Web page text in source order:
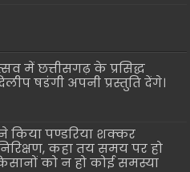
में छत्तीसगढ़ के प्रसिद्ध
षडंगी अपनी प्रस्तुति देंगे।
ने किया पण्डरिया शक्कर
कहा तय समय पर हो
को न हो कोई समस्या